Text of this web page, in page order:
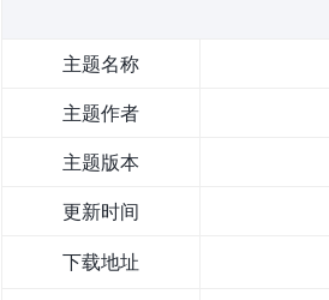
主题名称
主题作者
主题版本
更新时间
下载地址